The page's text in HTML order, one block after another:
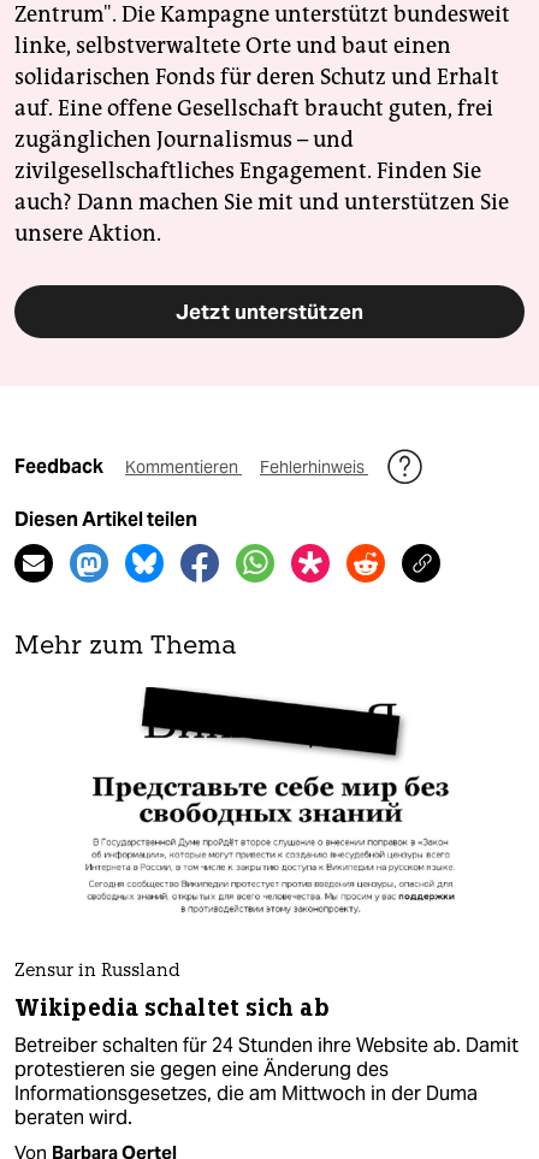
Zentrum". Die Kampagne unterstützt bundesweit
linke, selbstverwaltete Orte und baut einen
solidarischen Fonds für deren Schutz und Erhalt
auf. Eine offene Gesellschaft braucht guten, frei
zugänglichen Journalismus – und
zivilgesellschaftliches Engagement. Finden Sie
auch? Dann machen Sie mit und unterstützen Sie
unsere Aktion.
Jetzt unterstützen
Feedback Kommentieren Fehlerhinweis
Diesen Artikel teilen
Mehr zum Thema
Zensur in Russland
Wikipedia schaltet sich ab
Betreiber schalten für 24 Stunden ihre Website ab. Damit
protestieren sie gegen eine Änderung des
Informationsgesetzes, die am Mittwoch in der Duma
beraten wird.
Von Barbara Oertel